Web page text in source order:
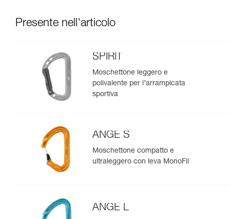
Presente nell'articolo
SPIRIT
Moschettone leggero e
polivalente per l’arrampicata
sportiva
ANGE S
Moschettone compatto e
ultraleggero con leva MonoFil
ANGE L